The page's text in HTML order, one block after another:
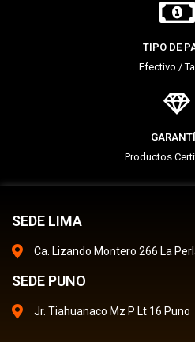
TIPO DE
Efectivo /
Productos
SEDE LIMA
Ca. Lizando Montero 266 La
SEDE PUNO
Jr. Tiahuanaco Mz P Lt 16 Puno